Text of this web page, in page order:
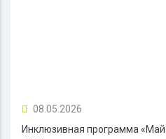
08.05.2026
Инклюзивная программа